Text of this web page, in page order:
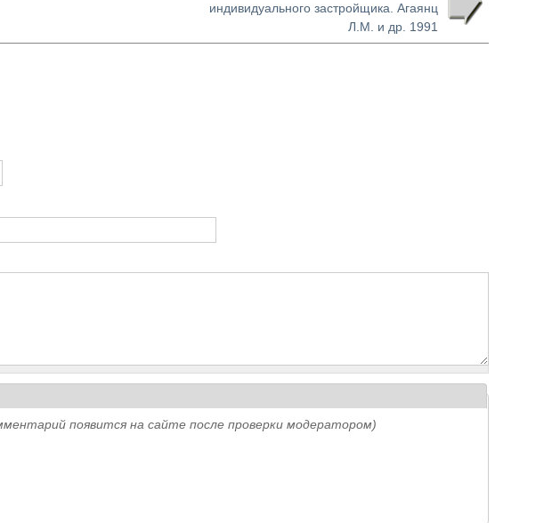
индивидуального застройщика. Агаянц
Л.М. и др. 1991
появится на сайте после проверки модератором)